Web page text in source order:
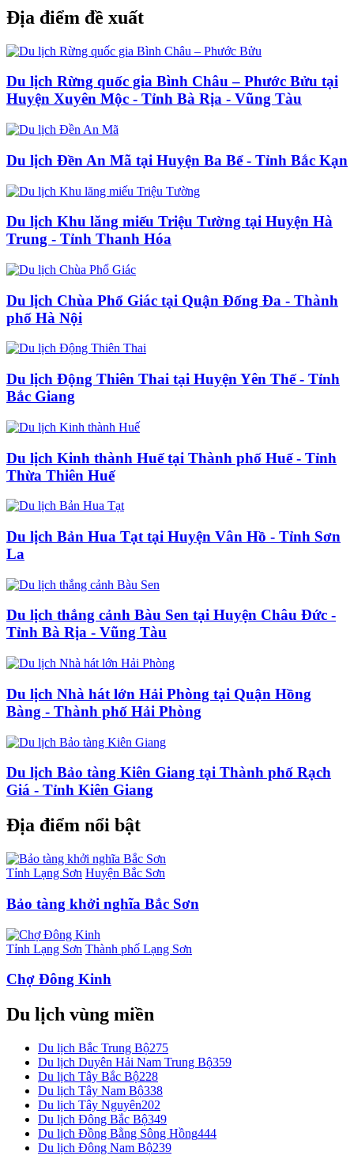
Địa điểm đề xuất
Du lịch Rừng quốc gia Bình Châu – Phước Bửu tại
Huyện Xuyên Mộc - Tỉnh Bà Rịa - Vũng Tàu
Du lịch Đền An Mã tại Huyện Ba Bể - Tỉnh Bắc Kạn
Du lịch Khu lăng miếu Triệu Tường tại Huyện Hà
Trung - Tỉnh Thanh Hóa
Du lịch Chùa Phổ Giác tại Quận Đống Đa - Thành
phố Hà Nội
Du lịch Động Thiên Thai tại Huyện Yên Thế - Tỉnh
Bắc Giang
Du lịch Kinh thành Huế tại Thành phố Huế - Tỉnh
Thừa Thiên Huế
Du lịch Bản Hua Tạt tại Huyện Vân Hồ - Tỉnh Sơn
La
Du lịch thắng cảnh Bàu Sen tại Huyện Châu Đức -
Tỉnh Bà Rịa - Vũng Tàu
Du lịch Nhà hát lớn Hải Phòng tại Quận Hồng
Bàng - Thành phố Hải Phòng
Du lịch Bảo tàng Kiên Giang tại Thành phố Rạch
Giá - Tỉnh Kiên Giang
Địa điểm nổi bật
Tỉnh Lạng Sơn Huyện Bắc Sơn
Bảo tàng khởi nghĩa Bắc Sơn
Tỉnh Lạng Sơn Thành phố Lạng Sơn
Chợ Đông Kinh
Du lịch vùng miền
Du lịch Bắc Trung Bộ275
Du lịch Duyên Hải Nam Trung Bộ359
Du lịch Tây Bắc Bộ228
Du lịch Tây Nam Bộ338
Du lịch Tây Nguyên202
Du lịch Đông Bắc Bộ349
Du lịch Đồng Bằng Sông Hồng444
Du lịch Đông Nam Bộ239